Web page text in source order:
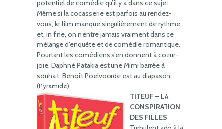
potentiel de comédie qu’il y a dans ce sujet.
Même si la cocasserie est parfois au rendez-
vous, le film manque singulièrement de rythme
et, in fine, on n’entre jamais vraiment dans ce
mélange d’enquête et de comédie romantique.
Pourtant les comédiens s’en donnent à coeur-
joie. Daphné Patakia est une Mimi barrée à
souhait. Benoît Poelvoorde est au diapason.
(Pyramide)
TITEUF – LA
CONSPIRATION
DES FILLES